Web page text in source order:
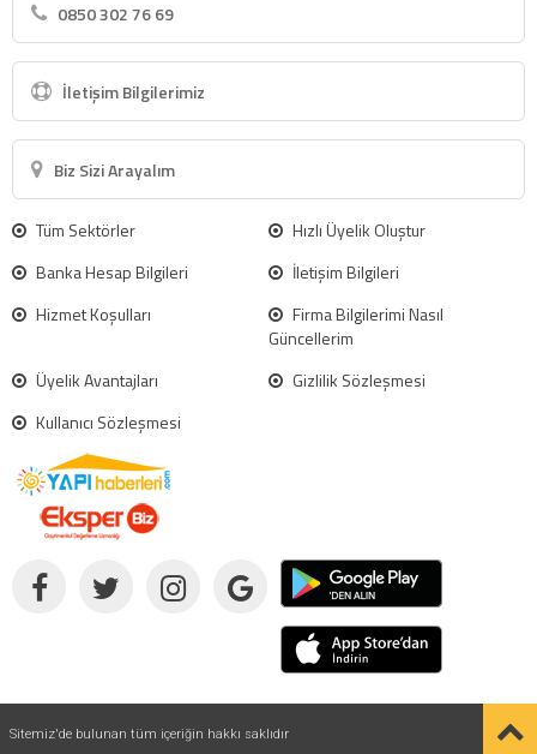
0850 302 76 69
İletişim Bilgilerimiz
Biz Sizi Arayalım
Tüm Sektörler
Hızlı Üyelik Oluştur
Banka Hesap Bilgileri
İletişim Bilgileri
Hizmet Koşulları
Firma Bilgilerimi Nasıl
Güncellerim
Üyelik Avantajları
Gizlilik Sözleşmesi
Kullanıcı Sözleşmesi
Sitemiz'de bulunan tüm içeriğin hakkı saklıdır